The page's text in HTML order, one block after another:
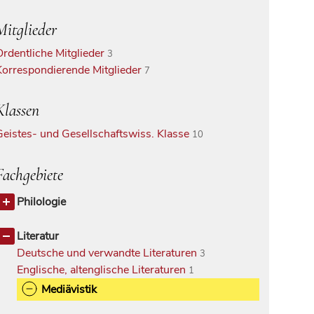
Mitglieder 3
Mitglieder 7
und Gesellschaftswiss. Klasse 10
Philologie
Germanistische Sprachwissenschaft
Literatur
Deutsche und verwandte Literaturen 3
Englische, altenglische Literaturen 1
Mediävistik